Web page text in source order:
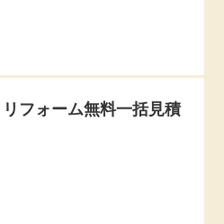
フォーム無料一括見積